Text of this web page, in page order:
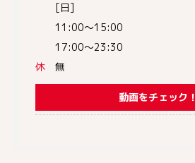
[日]
11:00～15:00
17:00～23:30
休 無
動画をチェック！